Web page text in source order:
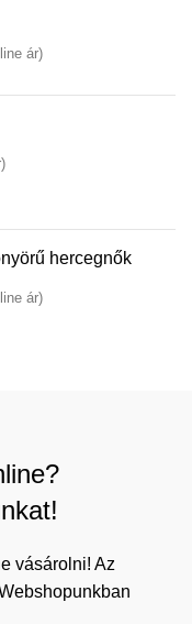
ár)
hercegnők
ár)
vásárolni! Az